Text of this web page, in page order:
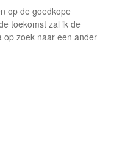
op de goedkope
toekomst zal ik de
op zoek naar een ander